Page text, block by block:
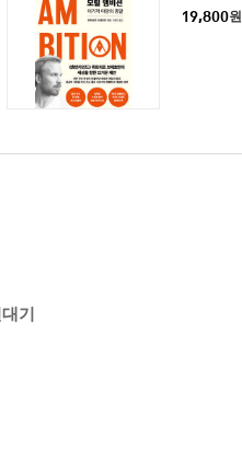
19,800원
기